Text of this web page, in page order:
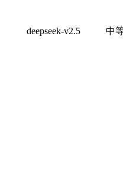
deepseek-v2.5 中